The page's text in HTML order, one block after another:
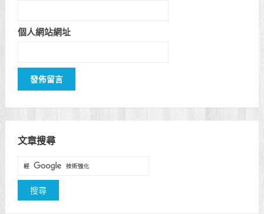
個人網站網址
文章搜尋